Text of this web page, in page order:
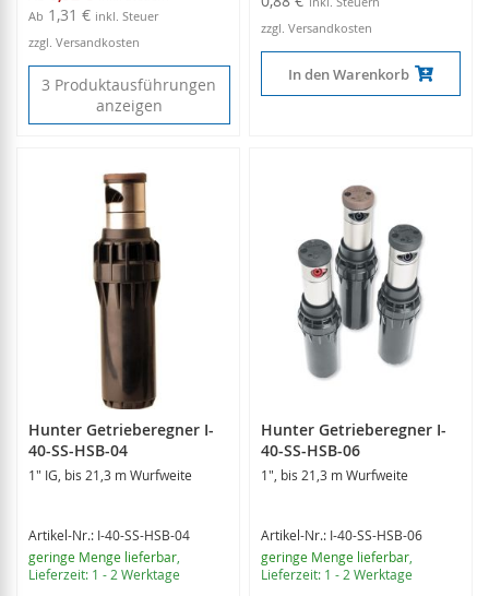
Ab 1,31 € inkl. Steuer
zzgl. Versandkosten
3 Produktausführungen
anzeigen
zzgl. Versandkosten
In den Warenkorb
Hunter Getrieberegner I-
40-SS-HSB-04
1" IG, bis 21,3 m Wurfweite
Artikel-Nr.: I-40-SS-HSB-04
geringe Menge lieferbar
Lieferzeit: 1 - 2 Werktage
Hunter Getrieberegner I-
40-SS-HSB-06
1", bis 21,3 m Wurfweite
Artikel-Nr.: I-40-SS-HSB-06
geringe Menge lieferbar
Lieferzeit: 1 - 2 Werktage